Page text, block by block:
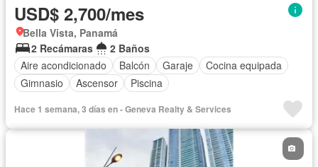
USD$ 2,700/mes
Bella Vista, Panamá
2 Recámaras
2 Baños
Aire acondicionado
Balcón Garaje
Cocina equipada
Gimnasio
Ascensor Piscina
Hace 1 semana, 3 días en - Geneva Realty & Services